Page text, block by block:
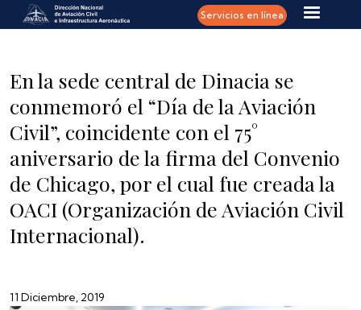
Pasar al contenido principal Servicios en línea
En la sede central de Dinacia se
conmemoró el “Día de la Aviación
Civil”, coincidente con el 75°
aniversario de la firma del Convenio
de Chicago, por el cual fue creada la
OACI (Organización de Aviación Civil
Internacional).
11 Diciembre, 2019